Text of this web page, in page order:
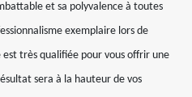
et sa polyvalence à toutes
exemplaire lors de
est très qualifiée pour vous offrir une
sera à la hauteur de vos